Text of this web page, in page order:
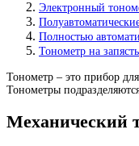
Электронный
Полностью
Тонометр на
Тонометр – это прибор
Тонометры
Механический